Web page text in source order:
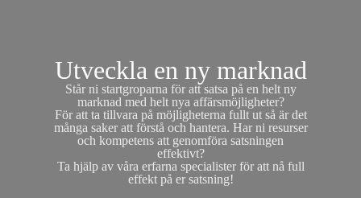
Utveckla en ny marknad
Står ni startgroparna för att satsa på en helt ny
marknad med helt nya affärsmöjligheter?
För att ta tillvara på möjligheterna fullt ut så är det
många saker att förstå och hantera. Har ni resurser
och kompetens att genomföra satsningen
effektivt?
Ta hjälp av våra erfarna specialister för att nå full
effekt på er satsning!